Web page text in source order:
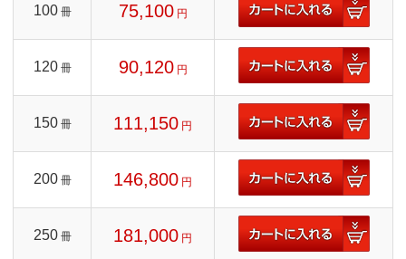
100 冊 75,100 円
120 冊 90,120 円
150 冊 111,150 円
200 冊 146,800 円
250 冊 181,000 円